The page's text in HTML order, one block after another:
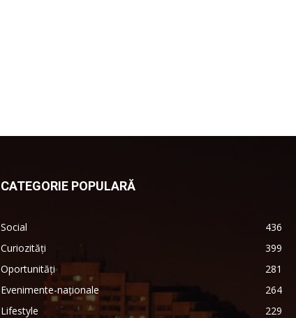
CATEGORIE POPULARĂ
Social
436
Curiozități
399
Oportunități
281
Evenimente-naționale
264
Lifestyle
229